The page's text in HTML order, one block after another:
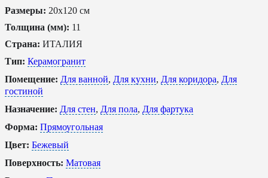
Размеры: 20x120 см
Толщина (мм): 11
Страна: ИТАЛИЯ
Тип: Керамогранит
Помещение: Для ванной, Для кухни, Для коридора, Для
гостиной
Назначение: Для стен, Для пола, Для фартука
Форма: Прямоугольная
Цвет: Бежевый
Поверхность: Матовая